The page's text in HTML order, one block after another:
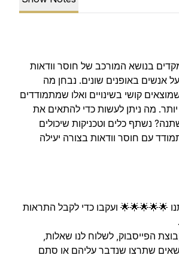
בנושא המורכב של חוסר וודאות
אנשים באופנים שונים. נבחן מה
קושי בשינויים ואלו שמתמודדים
מה ניתן לעשות כדי להתאים את
נשתף כלים וטכניקות שיכולים
עם חוסר וודאות בצורה יעילה
🌟🌟🌟🌟🌟 ועקבו כדי לקבל התראות
הפייסבוק, לשלוח לנו שאלות,
שתרצו שנדבר עליהם או סתם